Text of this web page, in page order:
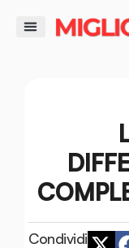
Condividi